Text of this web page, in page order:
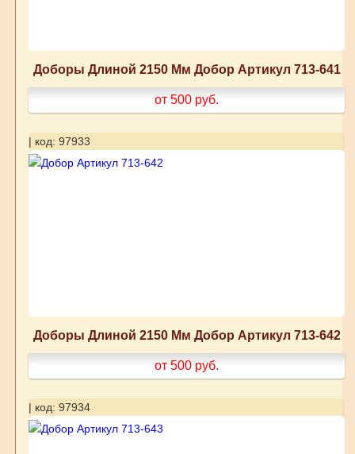
Доборы Длиной 2150 Мм Добор Артикул 713-641
от 500 руб.
| код: 97933
Доборы Длиной 2150 Мм Добор Артикул 713-642
от 500 руб.
| код: 97934